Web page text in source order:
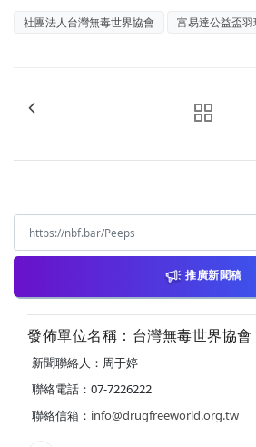
社團法人台灣無毒世界協會 富易達公益盃羽
推廣新聞稿
發佈單位名稱：台灣無毒世界協會
新聞聯絡人：周于婷
聯絡電話：07-7226222
聯絡信箱： info@drugfreeworld.org.tw